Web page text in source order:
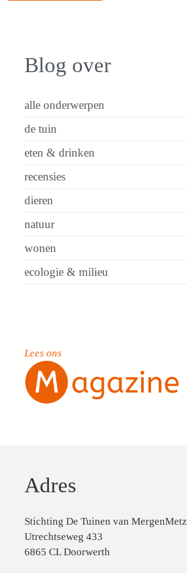
Blog over
alle onderwerpen
de tuin
eten & drinken
recensies
dieren
natuur
wonen
ecologie & milieu
Lees ons
Adres
Stichting De Tuinen van MergenMetz
Utrechtseweg 433
6865 CL Doorwerth